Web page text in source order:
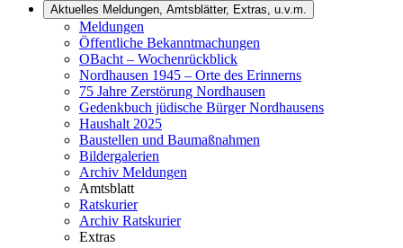
Aktuelles Meldungen, Amtsblätter, Extras, u.v.m.
Meldungen
Öffentliche Bekanntmachungen
OBacht – Wochenrückblick
Nordhausen 1945 – Orte des Erinnerns
75 Jahre Zerstörung Nordhausen
Gedenkbuch jüdische Bürger Nordhausens
Haushalt 2025
Baustellen und Baumaßnahmen
Bildergalerien
Archiv Meldungen
Amtsblatt
Ratskurier
Archiv Ratskurier
Extras